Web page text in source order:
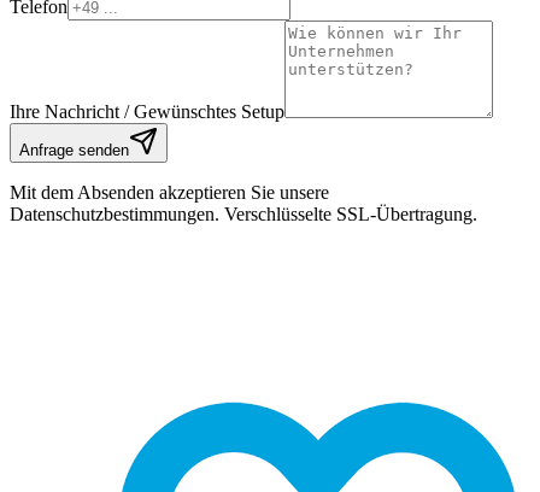
Telefon
Ihre Nachricht / Gewünschtes Setup
Anfrage senden
Mit dem Absenden akzeptieren Sie unsere
Datenschutzbestimmungen. Verschlüsselte SSL-Übertragung.